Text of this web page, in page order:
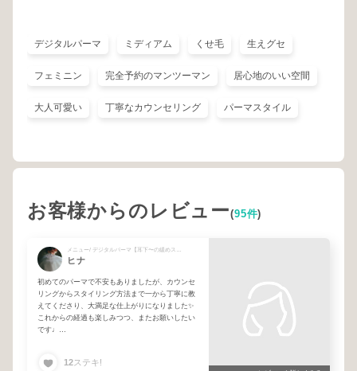
デジタルパーマ ミディアム くせ毛 生えグセ
フェミニン 完全予約のマンツーマン 居心地のいい空間
大人可愛い 丁寧なカウンセリング パーマスタイル
お客様からのレビュー(95件)
ヒナ
初めてのパーマで不安もありましたが、カウンセ
リングからスタイリング方法まで一から丁寧に教
えてくださり、大満足な仕上がりになりました✨
これからの経過も楽しみつつ、またお願いしたい
です♩
12ステキ!